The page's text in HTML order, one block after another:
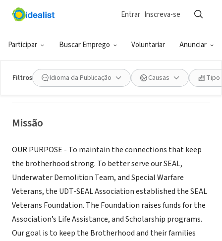
Participar Buscar Emprego Voluntariar Anunciar
Entrar Inscreva-se
Filtros Idioma da Publicação Causas Tipo
ONG (SETOR SOCIAL)
SEAL VETERANS FOUNDATION
Missão
OUR PURPOSE - To maintain the connections that keep
the brotherhood strong. To better serve our SEAL,
Underwater Demolition Team, and Special Warfare
Veterans, the UDT-SEAL Association established the SEAL
Veterans Foundation. The Foundation raises funds for the
Association’s Life Assistance, and Scholarship programs.
Our goal is to keep the Brotherhood and their families